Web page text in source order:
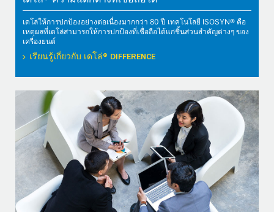
เดโล่ให้การปกป้องอย่างต่อเนื่องมากกว่า 80 ปี เทคโนโลยี ISOSYN® คือ
เหตุผลที่เดโล่สามารถให้การปกป้องที่เชื่อถือได้แก่ชิ้นส่วนสำคัญต่างๆ ของ
เครื่องยนต์
เรียนรู้เกี่ยวกับ เดโล่® DIFFERENCE